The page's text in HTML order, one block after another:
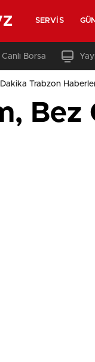
SERVIS
Canlı Borsa
Trabzon
Bez